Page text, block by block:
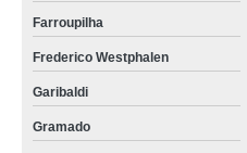
Farroupilha
Frederico Westphalen
Garibaldi
Gramado